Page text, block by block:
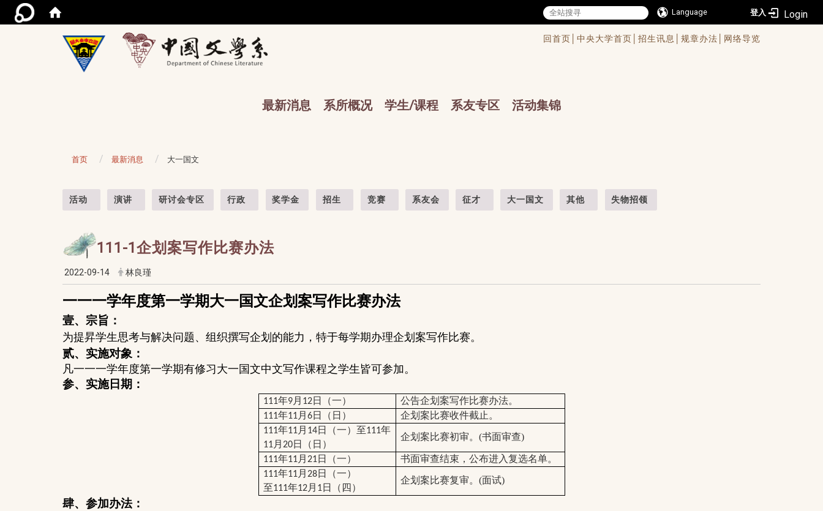
Language 登入
回首页│ 中央大学首页│ 招生讯息│ 规章办法│ 网络导览
最新消息 系所概况 学生/课程 系友专区 活动集锦
首页 最新消息 大一国文
活动 演讲 研讨会专区 行政 奖学金 招生 竞赛 系友会 征才 大一国文 其他 失物招领
111-1企划案写作比赛办法
2022-09-14 林良瑾
一一一学年度第一学期大一国文企划案写作比赛办法
壹、宗旨：
为提昇学生思考与解决问题、组织撰写企划的能力，特于每学期办理企划案写作比赛。
贰、实施对象：
凡一一一学年度第一学期有修习大一国文中文写作课程之学生皆可参加。
参、实施日期：
111年9月 12日（一） 公告企划案写作比赛办法。
111年11 月 6日（日） 企划案比赛收件截止。
111年11 月 14日（一）至111年
11 月 20日（日）
企划案比赛初审。(书面审查)
111年11 月 21 日（一） 书面审查结束，公布进入复选名单。
111年11 月 28日（一）
至111年12月 1 日（四）
企划案比赛复审。(面试)
肆、参加办法：